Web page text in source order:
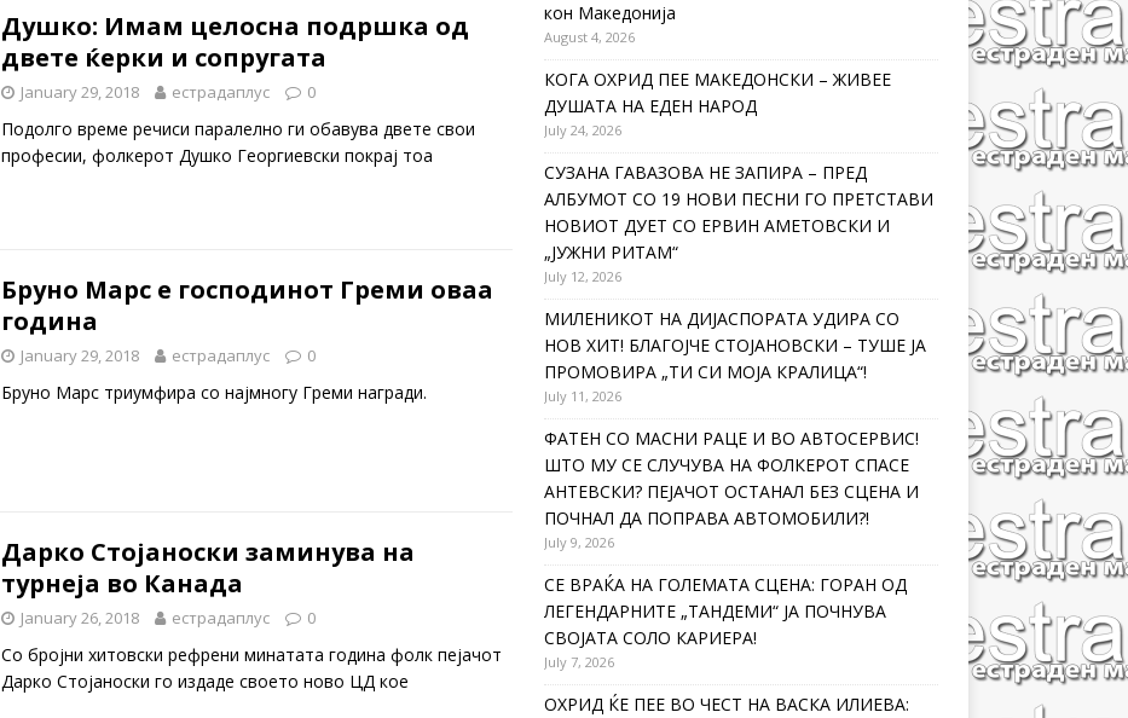
Душко: Имам целосна подршка од
двете ќерки и сопругата
January 29, 2018 естрадаплус 0
Подолго време речиси паралелно ги обавува двете свои
професии, фолкерот Душко Георгиевски покрај тоа
Бруно Марс е господинот Греми оваа
година
January 29, 2018 естрадаплус 0
Бруно Марс триумфира со најмногу Греми награди.
Дарко Стојаноски заминува на
турнеја во Канада
January 26, 2018 естрадаплус 0
Со бројни хитовски рефрени минатата година фолк пејачот
Дарко Стојаноски го издаде своето ново ЦД кое
кон Македонија
August 4, 2026
КОГА ОХРИД ПЕЕ МАКЕДОНСКИ – ЖИВЕЕ
ДУШАТА НА ЕДЕН НАРОД
July 24, 2026
СУЗАНА ГАВАЗОВА НЕ ЗАПИРА – ПРЕД
АЛБУМОТ СО 19 НОВИ ПЕСНИ ГО ПРЕТСТАВИ
НОВИОТ ДУЕТ СО ЕРВИН АМЕТОВСКИ И
„ЈУЖНИ РИТАМ“
July 12, 2026
МИЛЕНИКОТ НА ДИЈАСПОРАТА УДИРА СО
НОВ ХИТ! БЛАГОЈЧЕ СТОЈАНОВСКИ – ТУШЕ ЈА
ПРОМОВИРА „ТИ СИ МОЈА КРАЛИЦА“!
July 11, 2026
ФАТЕН СО МАСНИ РАЦЕ И ВО АВТОСЕРВИС!
ШТО МУ СЕ СЛУЧУВА НА ФОЛКЕРОТ СПАСЕ
АНТЕВСКИ? ПЕЈАЧОТ ОСТАНАЛ БЕЗ СЦЕНА И
ПОЧНАЛ ДА ПОПРАВА АВТОМОБИЛИ?!
July 9, 2026
СЕ ВРАЌА НА ГОЛЕМАТА СЦЕНА: ГОРАН ОД
ЛЕГЕНДАРНИТЕ „ТАНДЕМИ“ ЈА ПОЧНУВА
СВОЈАТА СОЛО КАРИЕРА!
July 7, 2026
ОХРИД ЌЕ ПЕЕ ВО ЧЕСТ НА ВАСКА ИЛИЕВА: